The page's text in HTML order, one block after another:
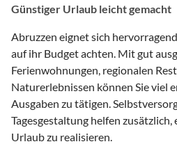
Günstiger Urlaub leicht gemacht
Abruzzen eignet sich
auf ihr Budget achten. Mit gut
Ferienwohnungen, regionalen
Naturerlebnissen können Sie viel
Ausgaben zu tätigen.
Tagesgestaltung helfen
Urlaub zu realisieren.